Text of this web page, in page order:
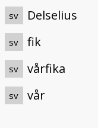
sv Delselius
sv fik
sv vårfika
sv vår